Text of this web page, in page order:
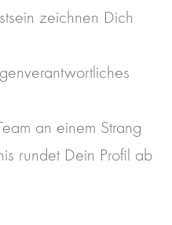
zeichnen Dich
an einem Strang
rundet Dein Profil ab